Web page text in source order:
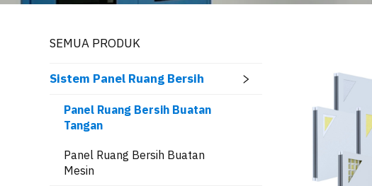
SEMUA PRODUK
Sistem Panel Ruang Bersih
Panel Ruang Bersih Buatan
Tangan
Panel Ruang Bersih Buatan
Mesin